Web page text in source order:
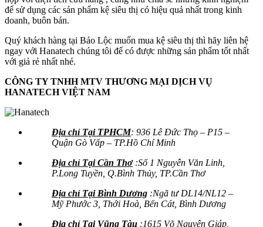
để sử dụng các sản phẩm kệ siêu thị có hiệu quả nhất trong kinh
doanh, buôn bán.
Quý khách hàng tại Bảo Lộc muốn mua kệ siêu thị thì hãy liên hệ
ngay với Hanatech chúng tôi để có được những sản phẩm tốt nhất
với giả rẻ nhất nhé.
CÔNG TY TNHH MTV THƯƠNG MẠI DỊCH VỤ
HANATECH VIỆT NAM
Địa chỉ Tại TPHCM: 936 Lê Đức Thọ – P15 –
Quận Gò Vấp – TP.Hồ Chí Minh
Địa chỉ Tại Cần Thơ:Số 1 Nguyễn Văn Linh,
P.Long Tuyền, Q.Bình Thủy, TP.Cần Thơ
Địa chỉ Tại Bình Dương :Ngã tư DL14/NL12 –
Mỹ Phước 3, Thới Hoà, Bến Cát, Bình Dương
Địa chỉ Tại Vũng Tàu :1615 Võ Nguyên Giáp,